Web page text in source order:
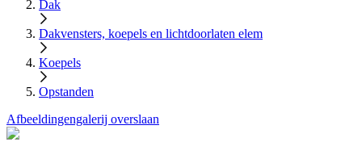
Dak
Dakvensters, koepels en lichtdoorlaten elem
Koepels
Opstanden
Afbeeldingengalerij overslaan